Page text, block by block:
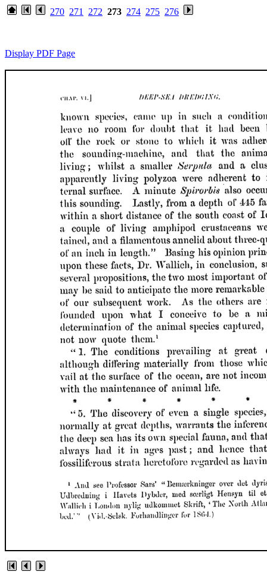
270 271 272 273 274 275 276
Display PDF Page